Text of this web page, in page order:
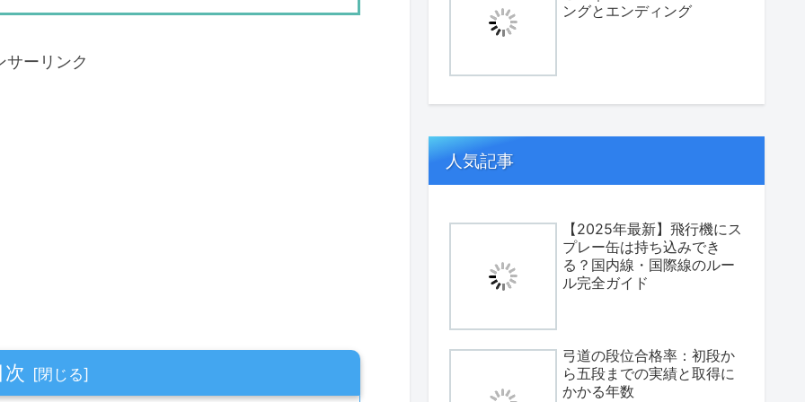
サーリンク
次
ングとエンディング
人気記事
【2025年最新】飛行機にス
プレー缶は持ち込みでき
る？国内線・国際線のルー
ル完全ガイド
弓道の段位合格率：初段か
ら五段までの実績と取得に
かかる年数